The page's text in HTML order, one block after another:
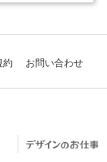
約 お問い合わせ